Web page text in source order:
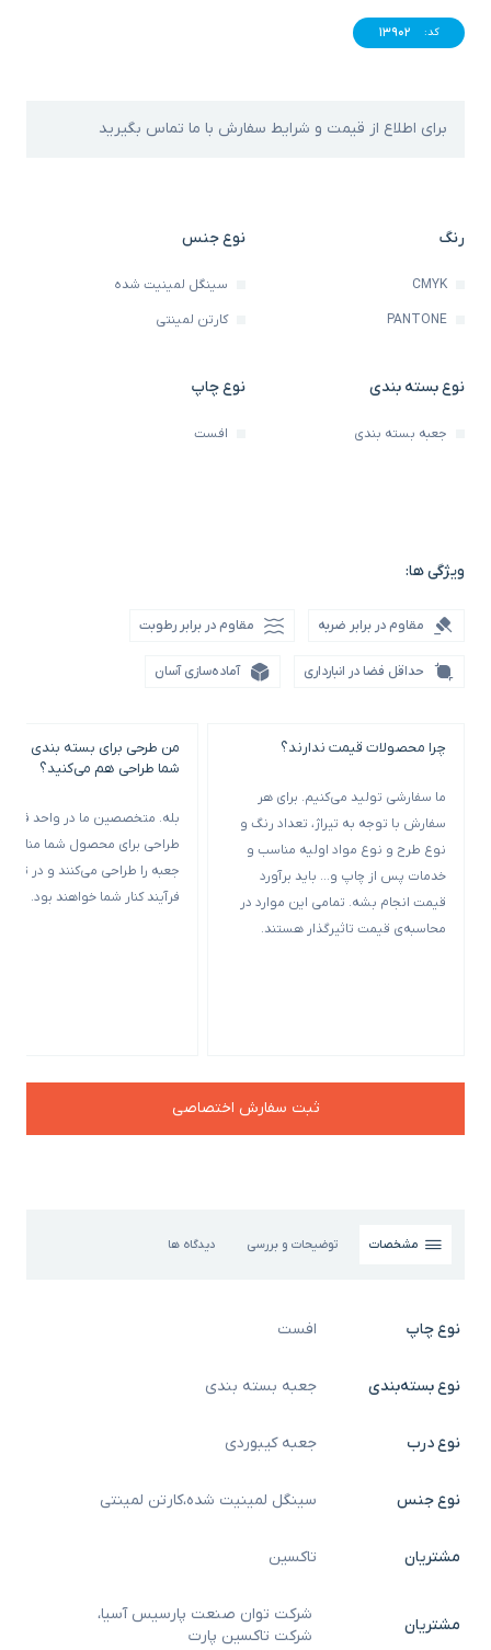
کد: 13902
برای اطلاع از قیمت و شرایط سفارش با ما تماس بگیرید
رنگ
CMYK
PANTONE
نوع جنس
سینگل لمینیت شده
کارتن لمینتی
نوع بسته بندی
جعبه بسته بندی
نوع چاپ
افست
ویژگی ها:
مقاوم در برابر ضربه مقاوم در برابر رطوبت
حداقل فضا در انبارداری آماده‌سازی آسان
چرا محصولات قیمت ندارند؟
ما سفارشی تولید می‌کنیم. برای هر
سفارش با توجه به تیراژ، تعداد رنگ و
نوع طرح و نوع مواد اولیه مناسب و
خدمات پس از چاپ و… باید برآورد
قیمت انجام بشه. تمامی این موارد در
محاسبه‌ی قیمت تاثیرگذار هستند.
من طرحی برای بسته بندی خود
شما طراحی هم می‌کنید؟
بله. متخصصین ما در واحد فنی
طراحی برای محصول شما
جعبه را طراحی می‌کنند و در
فرآیند کنار شما خواهند بود.
ثبت سفارش اختصاصی
مشخصات توضیحات و بررسی دیدگاه ها
نوع چاپ افست
نوع بسته‌بندی جعبه بسته بندی
نوع درب جعبه کیبوردی
نوع جنس سینگل لمینیت شده،کارتن لمینتی
مشتریان تاکسین
مشتریان
شرکت توان صنعت پارسیس آسیا،
شرکت تاکسین پارت